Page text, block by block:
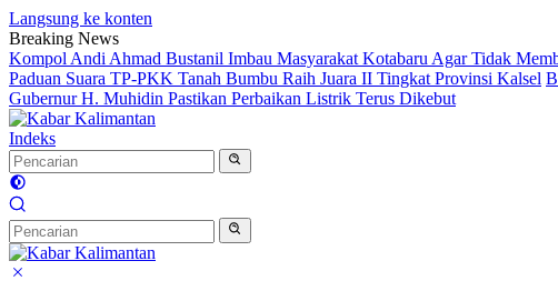
Langsung ke konten
Breaking News
Kompol Andi Ahmad Bustanil Imbau Masyarakat Kotabaru Agar Tidak
Paduan Suara TP-PKK Tanah Bumbu Raih Juara II Tingkat Provinsi Kalsel
Gubernur H. Muhidin Pastikan Perbaikan Listrik Terus Dikebut
Indeks